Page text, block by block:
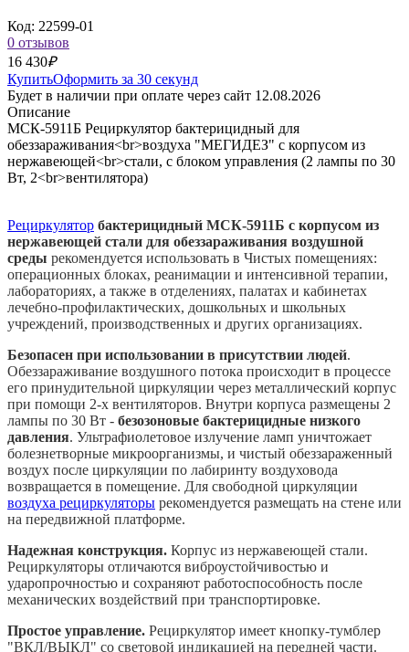
Код: 22599-01
0 отзывов
16 430₽
КупитьОформить за 30 секунд
Будет в наличии при оплате через сайт 12.08.2026
Описание
МСК-5911Б Рециркулятор бактерицидный для
обеззараживания<br>воздуха "МЕГИДЕЗ" с корпусом из
нержавеющей<br>стали, с блоком управления (2 лампы по 30
Вт, 2<br>вентилятора)
Рециркулятор бактерицидный МСК-5911Б с корпусом из
нержавеющей стали для обеззараживания воздушной
среды рекомендуется использовать в Чистых помещениях:
операционных блоках, реанимации и интенсивной терапии,
лабораториях, а также в отделениях, палатах и кабинетах
лечебно-профилактических, дошкольных и школьных
учреждений, производственных и других организациях.
Безопасен при использовании в присутствии людей.
Обеззараживание воздушного потока происходит в процессе
его принудительной циркуляции через металлический корпус
при помощи 2-х вентиляторов. Внутри корпуса размещены 2
лампы по 30 Вт - безозоновые бактерицидные низкого
давления. Ультрафиолетовое излучение ламп уничтожает
болезнетворные микроорганизмы, и чистый обеззараженный
воздух после циркуляции по лабиринту воздуховода
возвращается в помещение. Для свободной циркуляции
воздуха рециркуляторы рекомендуется размещать на стене или
на передвижной платформе.
Надежная конструкция. Корпус из нержавеющей стали.
Рециркуляторы отличаются виброустойчивостью и
ударопрочностью и сохраняют работоспособность после
механических воздействий при транспортировке.
Простое управление. Рециркулятор имеет кнопку-тумблер
"ВКЛ/ВЫКЛ" со световой индикацией на передней части.